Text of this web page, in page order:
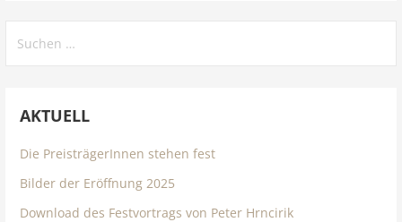
nach:
AKTUELL
Die PreisträgerInnen stehen fest
Bilder der Eröffnung 2025
Download des Festvortrags von Peter Hrncirik